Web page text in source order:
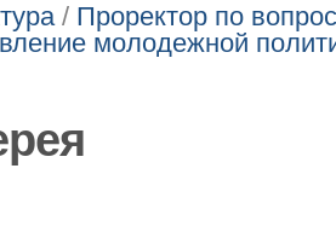
/ Проректор по
молодежной